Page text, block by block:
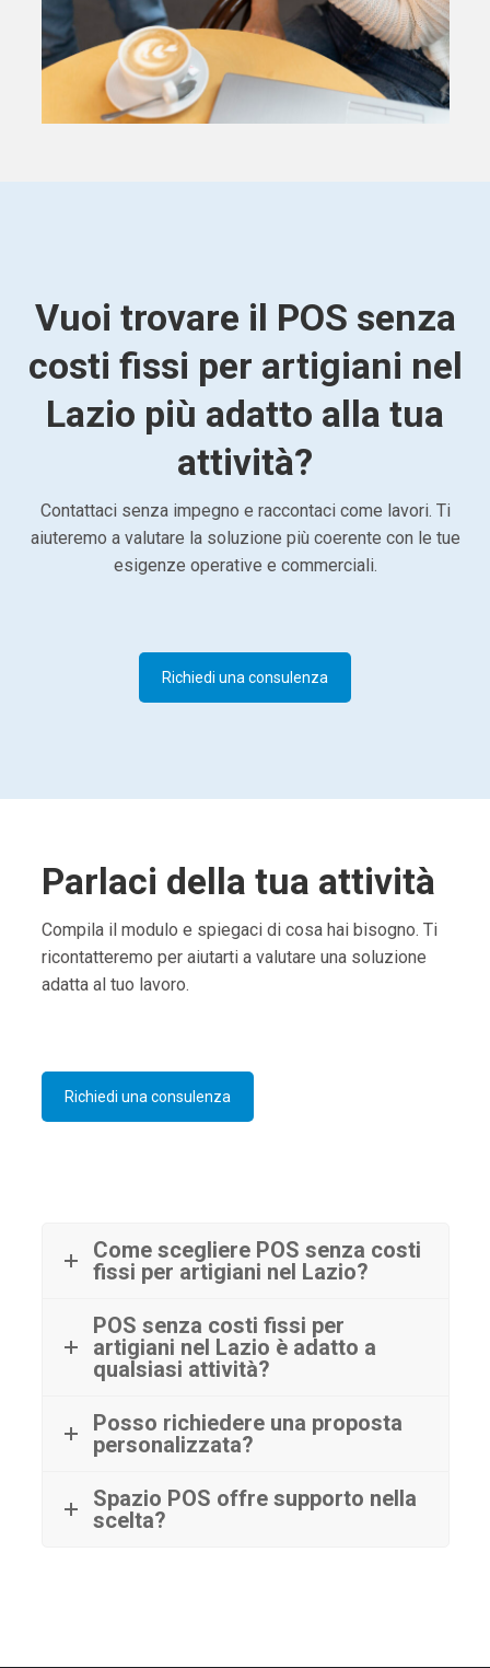
Vuoi trovare il POS senza
costi fissi per artigiani nel
Lazio più adatto alla tua
attività?
Contattaci senza impegno e raccontaci come lavori. Ti
aiuteremo a valutare la soluzione più coerente con le tue
esigenze operative e commerciali.
Richiedi una consulenza
Parlaci della tua attività
Compila il modulo e spiegaci di cosa hai bisogno. Ti
ricontatteremo per aiutarti a valutare una soluzione
adatta al tuo lavoro.
Richiedi una consulenza
Come scegliere POS senza costi
fissi per artigiani nel Lazio?
POS senza costi fissi per
artigiani nel Lazio è adatto a
qualsiasi attività?
Posso richiedere una proposta
personalizzata?
Spazio POS offre supporto nella
scelta?